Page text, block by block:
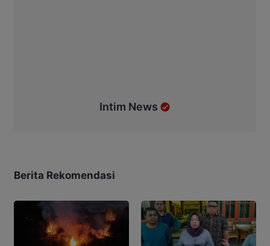
Intim News
Berita Rekomendasi